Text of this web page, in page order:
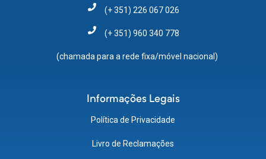
(+ 351) 226 067 026
(+ 351) 960 340 778
(chamada para a rede fixa/móvel nacional)
Informações Legais
Política de Privacidade
Livro de Reclamações